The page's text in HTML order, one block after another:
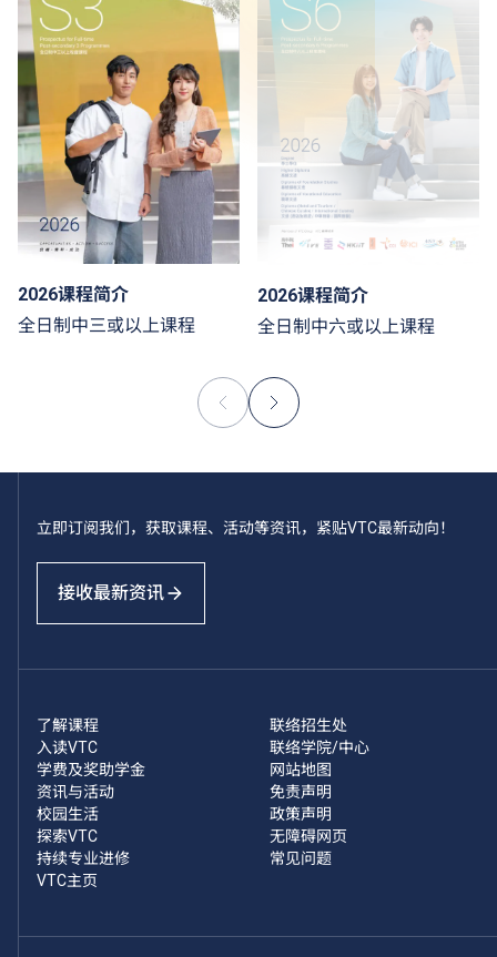
2026课程简介
全日制中三或以上课程
2026课程简介
全日制中六或以上课程
立即订阅我们，获取课程、活动等资讯，紧贴VTC最新动向！
接收最新资讯
了解课程
入读VTC
学费及奖助学金
资讯与活动
校园生活
探索VTC
持续专业进修
VTC主页
联络招生处
联络学院/中心
网站地图
免责声明
政策声明
无障碍网页
常见问题